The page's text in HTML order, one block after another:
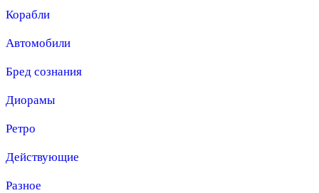
Корабли
Автомобили
Бред сознания
Диорамы
Ретро
Действующие
Разное